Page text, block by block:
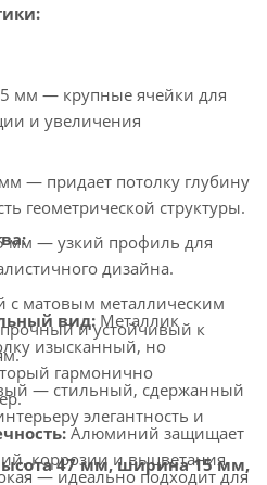
мм — крупные ячейки для
и увеличения
— придает потолку глубину
геометрической структуры.
мм — узкий профиль для
дизайна.
матовым металлическим
и устойчивый к
— стильный, сдержанный
элегантность и
— идеально подходит для
вид: Металлик
изысканный, но
гармонично
Алюминий защищает
коррозии и выцветания.
47 мм, ширина 15 мм,